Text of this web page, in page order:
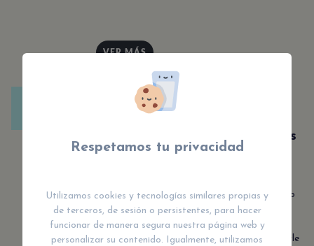
VER MÁS
EDUCACIÓN Y SALUD
Guía Completa para Padres
Primerizos: Coches para Bebés
y Cunas Corral
Descubre las mejores opciones para el cuidado
de tu bebé. Coches para bebés y Cunas corral
para bebé: ¿cuál es ideal para ti? Lee nuestra
guía para tomar la decisión correcta y brindarle
Respetamos tu privacidad
Utilizamos cookies y tecnologías similares propias y
de terceros, de sesión o persistentes, para hacer
funcionar de manera segura nuestra página web y
personalizar su contenido. Igualmente, utilizamos